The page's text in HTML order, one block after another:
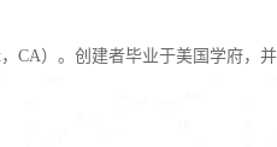
CA）。创建者毕业于美国学府，